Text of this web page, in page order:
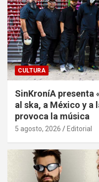
CULTURA
SinKroníA presenta
al ska, a México y
provoca la música
5 agosto, 2026 Editorial